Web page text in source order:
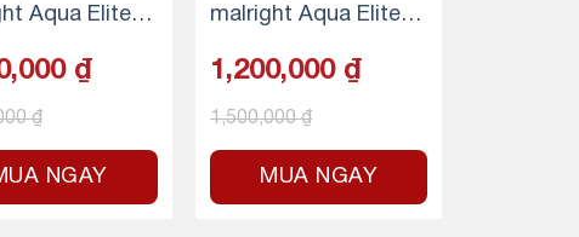
Aqua Elite 2
₫
₫
NGAY
malright Aqua Elite 2
1,200,000 ₫
1,500,000₫
MUA NGAY